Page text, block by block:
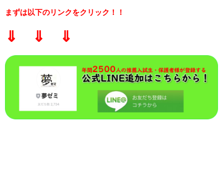
まずは以下のリンクをクリック！！
⇓ ⇓ ⇓